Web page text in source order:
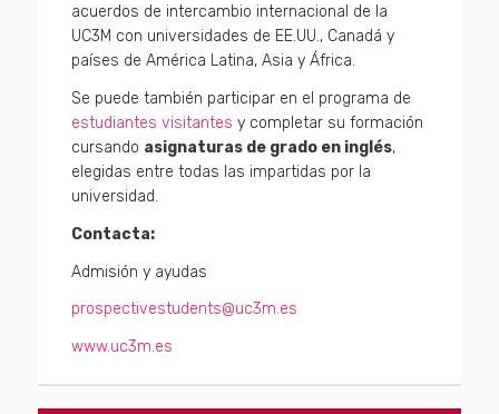
acuerdos de intercambio internacional de la
UC3M con universidades de EE.UU., Canadá y
países de América Latina, Asia y África.
Se puede también participar en el programa de
estudiantes visitantes y completar su formación
cursando asignaturas de grado en inglés,
elegidas entre todas las impartidas por la
universidad.
Contacta:
Admisión y ayudas
prospectivestudents@uc3m.es
www.uc3m.es